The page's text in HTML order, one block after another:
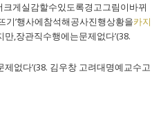
게실감할수있도록경고그림이바뀌
기’행사에참석해공사진행상황을카지
만,장관직수행에는문제없다’(38.
없다’(38. 김우창 고려대명예교수고